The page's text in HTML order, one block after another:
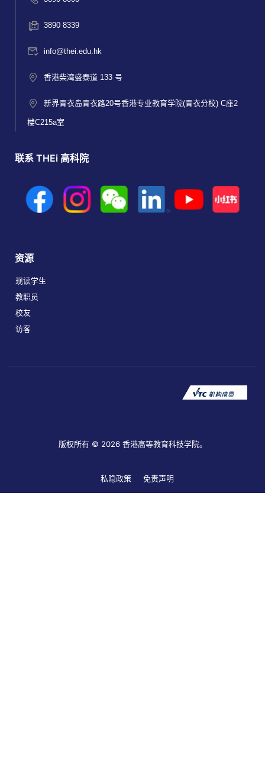
3890 8339
info@thei.edu.hk
香港柴湾盛泰道 133 号
新界青衣岛青衣路20号香港专业教育学院(青衣分校) C座2
楼C215a室
联系 THEi 高科院
资源
现读学生
教职员
校友
访客
版权所有 © 2026 香港高等教育科技学院。
私隐政策 免责声明